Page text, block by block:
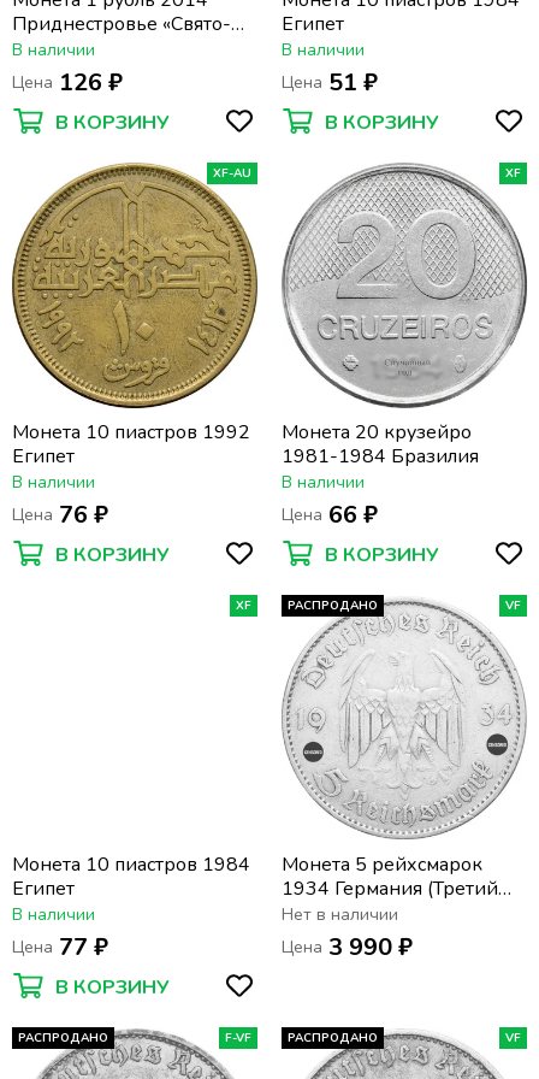
Приднестровье «Свято-
Вознесенский Ново-
Нямецкий монастырь»
В наличии
Цена 126 ₽
В КОРЗИНУ
Египет
В наличии
Цена 51 ₽
В КОРЗИНУ
XF-AU
Монета 10 пиастров 1992
Египет
В наличии
Цена 76 ₽
В КОРЗИНУ
XF
Монета 20 крузейро
1981-1984 Бразилия
В наличии
Цена 66 ₽
В КОРЗИНУ
XF
Монета 10 пиастров 1984
Египет
В наличии
Цена 77 ₽
В КОРЗИНУ
РАСПРОДАНО VF
Монета 5 рейхсмарок
1934 Германия (Третий
Рейх) "A" «Годовщина
нацистского режима —
Гарнизонная церковь в
Нет в наличии
Цена 3 990 ₽
РАСПРОДАНО F-VF РАСПРОДАНО VF